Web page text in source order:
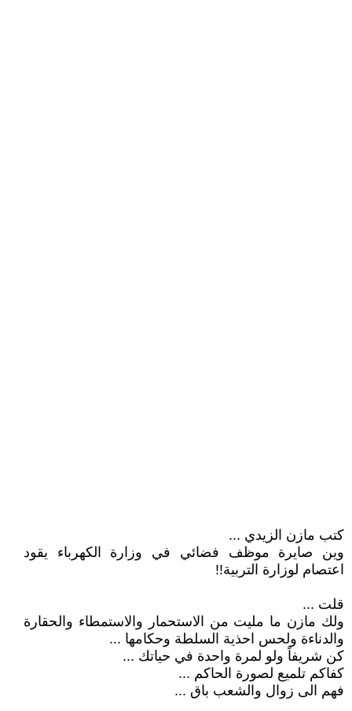
كتب مازن الزيدي ...
وين صايرة موظف فضائي في وزارة الكهرباء يقود
اعتصام لوزارة التربية!!
قلت ...
ولك مازن ما مليت من الاستحمار والاستمطاء والحقارة
والدناءة ولحس احذية السلطة وحكامها ...
‏كن شريفاً ولو لمرة واحدة في حياتك ...
‏كفاكم تلميع لصورة الحاكم ...
‏فهم الى زوال والشعب باق ...